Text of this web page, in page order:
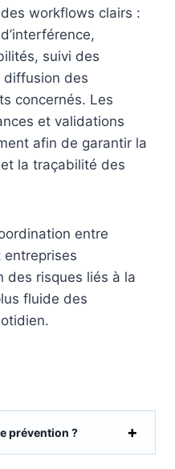
workflows clairs :
suivi des
diffusion des
concernés. Les
et validations
afin de garantir la
la traçabilité des
entre
des risques liés à la
fluide des
prévention ?